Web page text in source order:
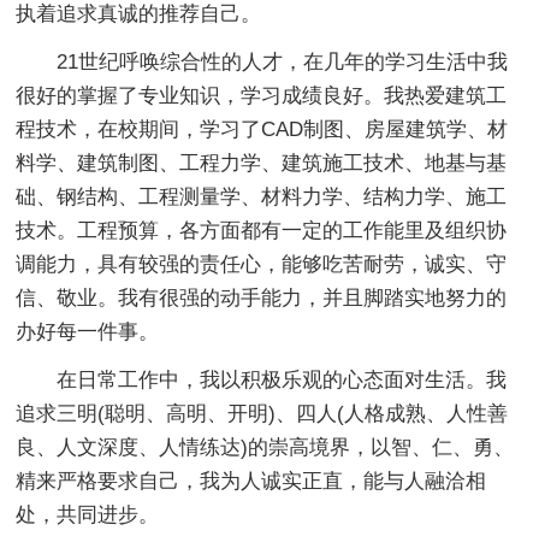
执着追求真诚的推荐自己。
21世纪呼唤综合性的人才，在几年的学习生活中我
很好的掌握了专业知识，学习成绩良好。我热爱建筑工
程技术，在校期间，学习了CAD制图、房屋建筑学、材
料学、建筑制图、工程力学、建筑施工技术、地基与基
础、钢结构、工程测量学、材料力学、结构力学、施工
技术。工程预算，各方面都有一定的工作能里及组织协
调能力，具有较强的责任心，能够吃苦耐劳，诚实、守
信、敬业。我有很强的动手能力，并且脚踏实地努力的
办好每一件事。
在日常工作中，我以积极乐观的心态面对生活。我
追求三明(聪明、高明、开明)、四人(人格成熟、人性善
良、人文深度、人情练达)的崇高境界，以智、仁、勇、
精来严格要求自己，我为人诚实正直，能与人融洽相
处，共同进步。